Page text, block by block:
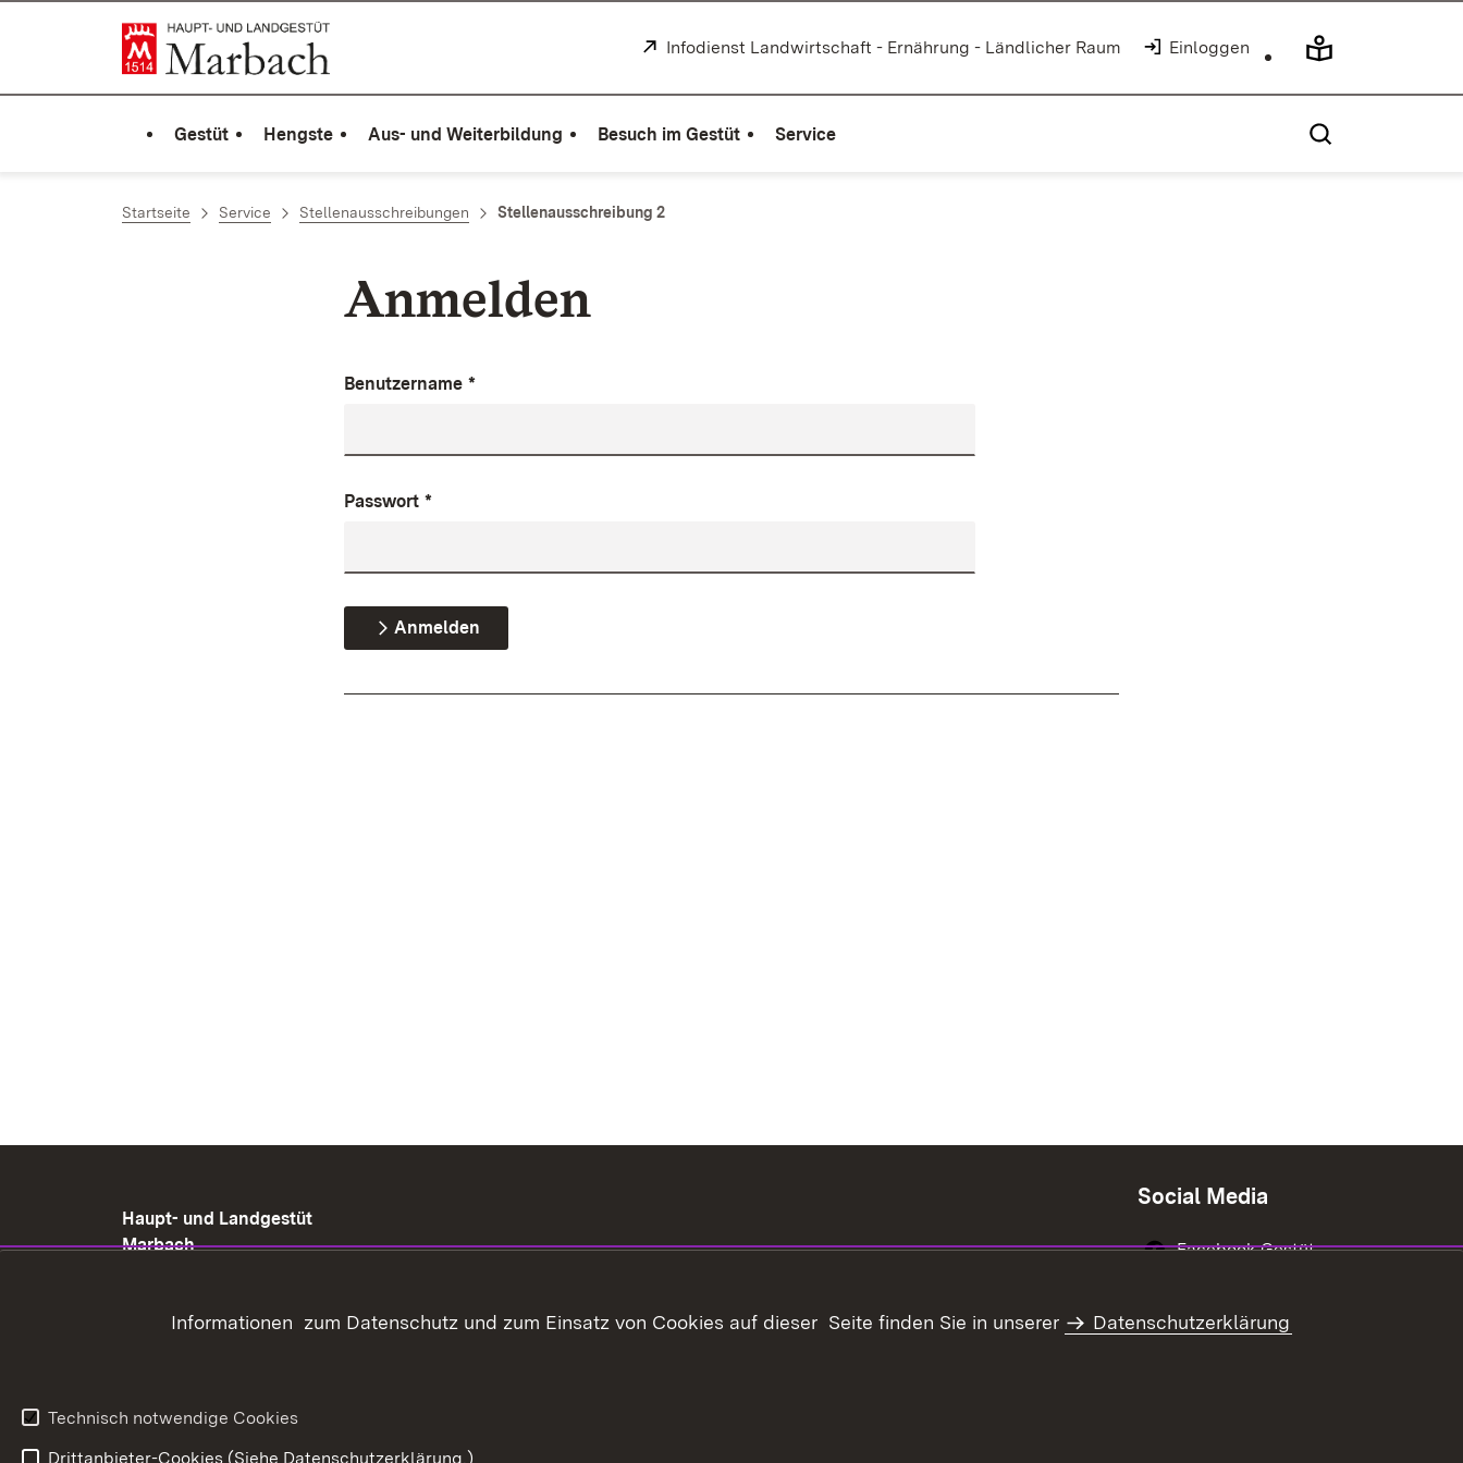
Zum Inhalt springen
Link zur Startseite
Extern:
Infodienst Landwirtschaft - Ernährung - Ländlicher Raum Einloggen
Gestüt Hengste Aus- und Weiterbildung Besuch im Gestüt Service
Startseite Service Stellenausschreibungen Stellenausschreibung 2
Anmelden
Benutzername *
Passwort *
Anmelden
Haupt- und Landgestüt
Marbach
Marbach
Social Media
Facebook Gestüt
Instagram Gestüt
Marbach
Informationen zum Datenschutz und zum Einsatz von Cookies auf dieser Seite finden Sie in unserer Datenschutzerklärung
Technisch notwendige Cookies
Drittanbieter-Cookies (Siehe Datenschutzerklärung.)